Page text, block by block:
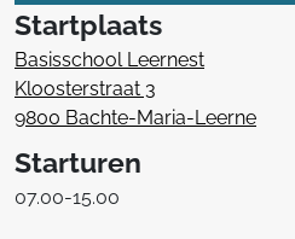
Startplaats
Basisschool Leernest
Kloosterstraat 3
9800 Bachte-Maria-Leerne
Starturen
07.00-15.00